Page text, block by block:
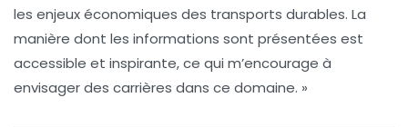
les enjeux économiques des transports durables. La
manière dont les informations sont présentées est
accessible et inspirante, ce qui m’encourage à
envisager des carrières dans ce domaine. »